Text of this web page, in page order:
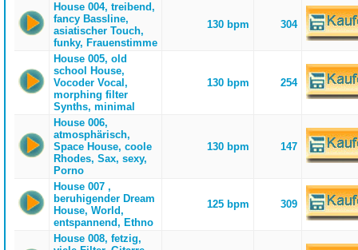
House 004, treibend,
fancy Bassline,
asiatischer Touch,
funky, Frauenstimme
130 bpm 304
House 005, old
school House,
Vocoder Vocal,
morphing filter
Synths, minimal
130 bpm 254
House 006,
atmosphärisch,
Space House, coole
Rhodes, Sax, sexy,
Porno
130 bpm 147
House 007 ,
beruhigender Dream
House, World,
entspannend, Ethno
125 bpm 309
House 008, fetzig,